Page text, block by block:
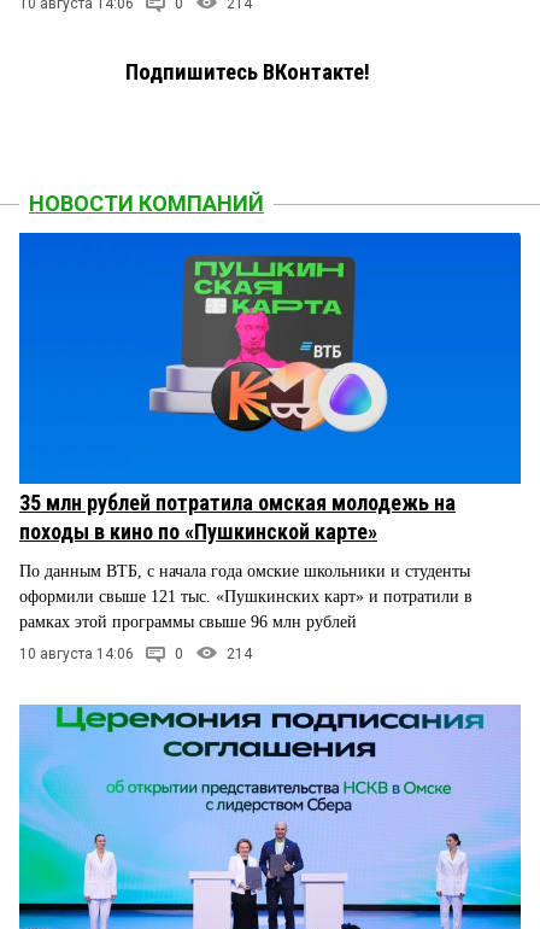
10 августа 14:06 0 214
Подпишитесь ВКонтакте!
НОВОСТИ КОМПАНИЙ
35 млн рублей потратила омская молодежь на
походы в кино по «Пушкинской карте»
По данным ВТБ, с начала года омские школьники и студенты
оформили свыше 121 тыс. «Пушкинских карт» и потратили в
рамках этой программы свыше 96 млн рублей
10 августа 14:06 0 214